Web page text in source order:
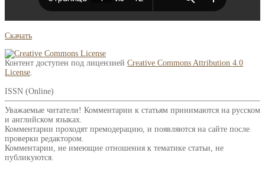
Скачать
Контент доступен под лицензией Creative Commons Attribution 4.0
License
ISSN (Online)
Уважаемые читатели! Комментарии к статьям принимаются на русском
и английском языках.
Комментарии проходят премодерацию, и появляются на сайте после
проверки редактором.
Комментарии, не имеющие отношения к тематике статьи, не
публикуются.